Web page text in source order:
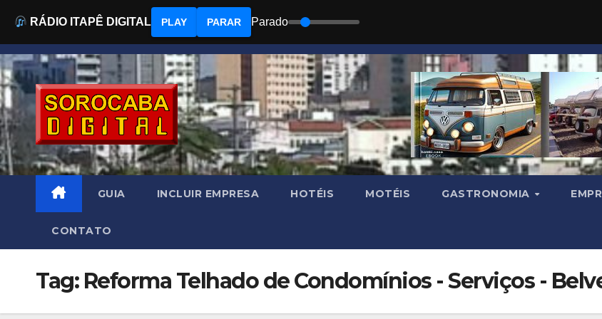
Skip
to
content
GUIA INCLUIR EMPRESA HOTÉIS MOTÉIS GASTRONOMIA
CONTATO
Tag: Reforma Telhado de Condomínios - Serviços -
RÁDIO ITAPÊ DIGITAL PLAY PARAR Parado